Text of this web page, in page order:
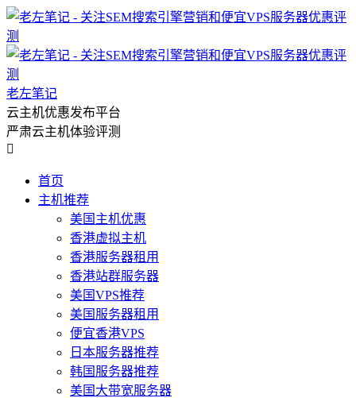
老左笔记
云主机优惠发布平台
严肃云主机体验评测

首页
主机推荐
美国主机优惠
香港虚拟主机
香港服务器租用
香港站群服务器
美国VPS推荐
美国服务器租用
便宜香港VPS
日本服务器推荐
韩国服务器推荐
美国大带宽服务器